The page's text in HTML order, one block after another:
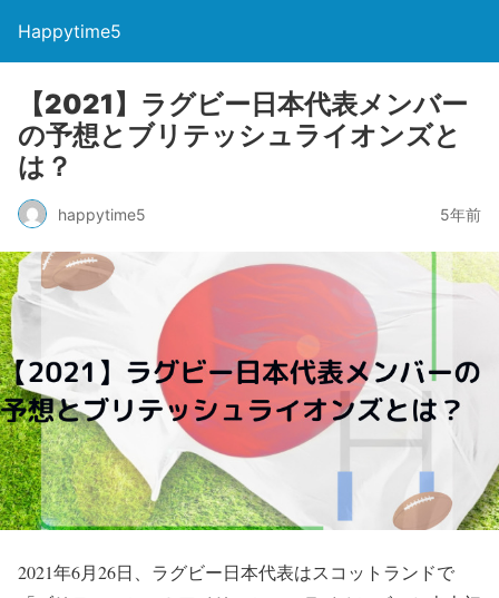
Happytime5
【2021】ラグビー日本代表メンバー
の予想とブリテッシュライオンズと
は？
happytime5 5年前
2021年6月26日、ラグビー日本代表はスコットランドで